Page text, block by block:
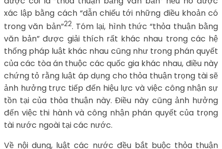
xác lập bằng cách “dẫn chiếu tới những điều khoản có
trong văn bản”22. Tóm lại, hình thức “thỏa thuận bằng
văn bản” được giải thích rất khác nhau trong các hệ
thống pháp luật khác nhau cũng như trong phán quyết
của các tòa án thuộc các quốc gia khác nhau, điều này
chứng tỏ rằng luật áp dụng cho thỏa thuận trọng tài sẽ
ảnh hưởng trực tiếp đến hiệu lực và việc công nhận sự
tồn tại của thỏa thuận này. Điều này cũng ảnh hưởng
đến việc thi hành và công nhận phán quyết của trọng
tài nước ngoài tại các nước.
Về nội dung, luật các nước đều bắt buộc thỏa thuận